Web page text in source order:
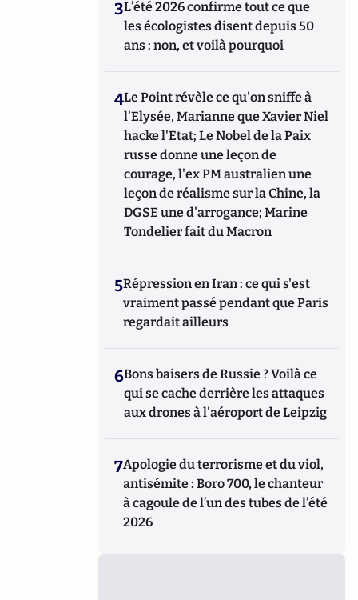
3L’été 2026 confirme tout ce que
les écologistes disent depuis 50
ans : non, et voilà pourquoi
4Le Point révèle ce qu'on sniffe à
l'Elysée, Marianne que Xavier Niel
hacke l'Etat; Le Nobel de la Paix
russe donne une leçon de
courage, l'ex PM australien une
leçon de réalisme sur la Chine, la
DGSE une d'arrogance; Marine
Tondelier fait du Macron
5Répression en Iran : ce qui s'est
vraiment passé pendant que Paris
regardait ailleurs
6Bons baisers de Russie ? Voilà ce
qui se cache derrière les attaques
aux drones à l'aéroport de Leipzig
7Apologie du terrorisme et du viol,
antisémite : Boro 700, le chanteur
à cagoule de l’un des tubes de l’été
2026